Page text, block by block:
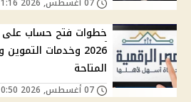
خطوات فتح حساب على
2026 وخدمات
المتاحة